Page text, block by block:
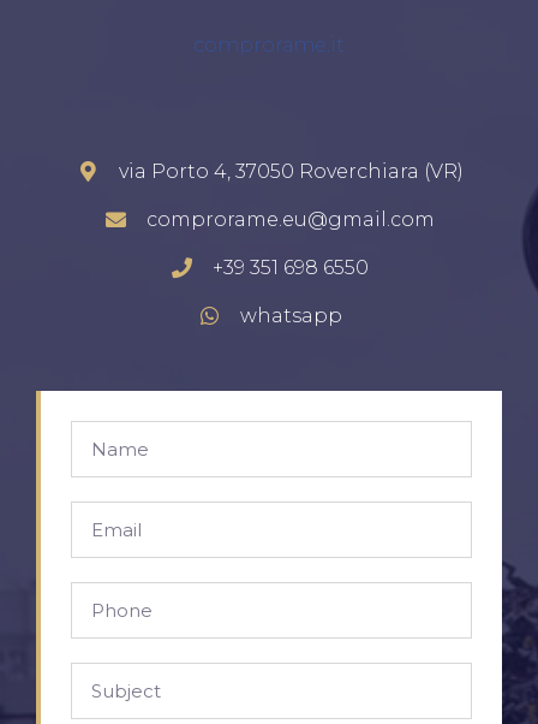
comprorame.it
via Porto 4, 37050 Roverchiara (VR)
comprorame.eu@gmail.com
+39 351 698 6550
whatsapp